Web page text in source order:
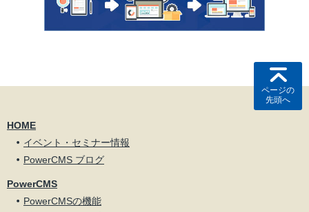
ページの
先頭へ
HOME
イベント・セミナー情報
PowerCMS ブログ
PowerCMS
PowerCMSの機能